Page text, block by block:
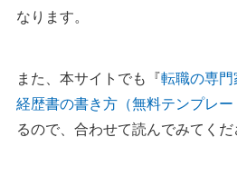
なります。
また、本サイトでも『転職の専門
経歴書の書き方（無料テンプレー
るので、合わせて読んでみてくだ